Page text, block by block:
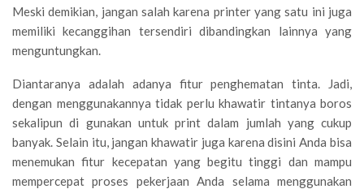
Meski demikian, jangan salah karena printer yang satu ini juga
memiliki kecanggihan tersendiri dibandingkan lainnya yang
menguntungkan.
Diantaranya adalah adanya fitur penghematan tinta. Jadi,
dengan menggunakannya tidak perlu khawatir tintanya boros
sekalipun di gunakan untuk print dalam jumlah yang cukup
banyak. Selain itu, jangan khawatir juga karena disini Anda bisa
menemukan fitur kecepatan yang begitu tinggi dan mampu
mempercepat proses pekerjaan Anda selama menggunakan